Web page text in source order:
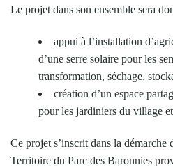
Le projet dans son ensemble sera
appui à l’installation
d’une serre solaire pour les
transformation, séchage,
création d’un espace
pour les jardiniers du village
Ce projet s’inscrit dans la
Territoire du Parc des Baronnies